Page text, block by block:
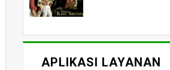
APLIKASI LAYANAN